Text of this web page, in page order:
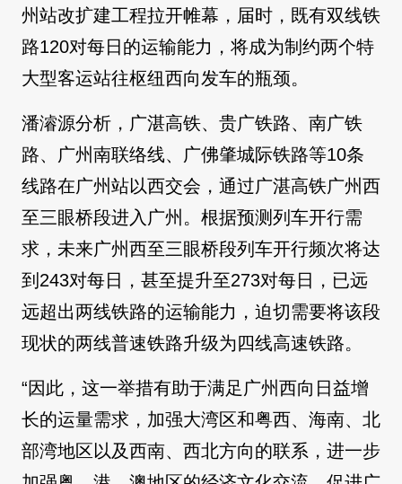
州站改扩建工程拉开帷幕，届时，既有双线铁
路120对每日的运输能力，将成为制约两个特
大型客运站往枢纽西向发车的瓶颈。
潘濬源分析，广湛高铁、贵广铁路、南广铁
路、广州南联络线、广佛肇城际铁路等10条
线路在广州站以西交会，通过广湛高铁广州西
至三眼桥段进入广州。根据预测列车开行需
求，未来广州西至三眼桥段列车开行频次将达
到243对每日，甚至提升至273对每日，已远
远超出两线铁路的运输能力，迫切需要将该段
现状的两线普速铁路升级为四线高速铁路。
“因此，这一举措有助于满足广州西向日益增
长的运量需求，加强大湾区和粤西、海南、北
部湾地区以及西南、西北方向的联系，进一步